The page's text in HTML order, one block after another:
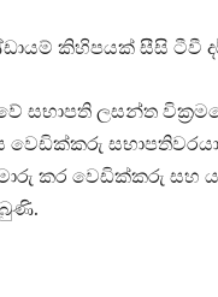
කිහිපයක් සීසි ටීවී
සභාපති ලසන්ත
වෙඩික්කරු
කර වෙඩික්කරු සහ